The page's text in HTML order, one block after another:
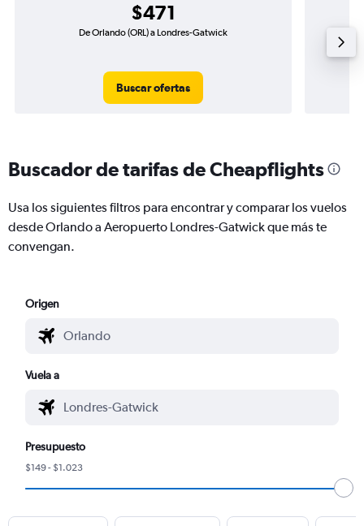
$471
De Orlando (ORL) a Londres-Gatwick
Buscar ofertas
Buscador de tarifas de Cheapflights
Usa los siguientes filtros para encontrar y comparar los vuelos
desde Orlando a Aeropuerto Londres-Gatwick que más te
convengan.
Origen
Vuela a
Presupuesto
$149 - $1.023